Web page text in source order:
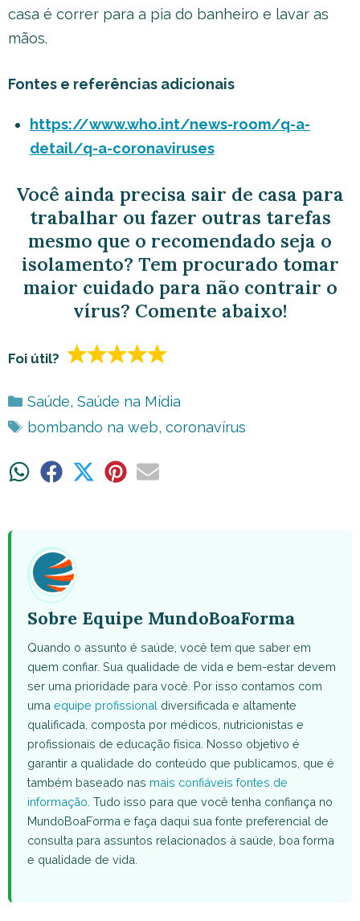
casa é correr para a pia do banheiro e lavar as
mãos.
Fontes e referências adicionais
https://www.who.int/news-room/q-a-
detail/q-a-coronaviruses
Você ainda precisa sair de casa para
trabalhar ou fazer outras tarefas
mesmo que o recomendado seja o
isolamento? Tem procurado tomar
maior cuidado para não contrair o
vírus? Comente abaixo!
Foi útil?
Categorias
Saúde, Saúde na Mídia
Tags
bombando na web, coronavírus
ShareShare ShareShareShare
Sobre Equipe MundoBoaForma
Quando o assunto é saúde, você tem que saber em
quem confiar. Sua qualidade de vida e bem-estar devem
ser uma prioridade para você. Por isso contamos com
uma equipe profissional diversificada e altamente
qualificada, composta por médicos, nutricionistas e
profissionais de educação física. Nosso objetivo é
garantir a qualidade do conteúdo que publicamos, que é
também baseado nas mais confiáveis fontes de
informação . Tudo isso para que você tenha confiança no
MundoBoaForma e faça daqui sua fonte preferencial de
consulta para assuntos relacionados à saúde, boa forma
e qualidade de vida.